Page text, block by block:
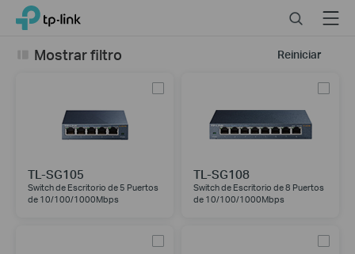
ClickTP-Link, Reliably Smart SearchMenu
Reiniciar
Mostrar filtro
TL-SG105
Switch de Escritorio de 5 Puertos
de 10/100/1000Mbps
TL-SG108
Switch de Escritorio de 8 Puertos
de 10/100/1000Mbps